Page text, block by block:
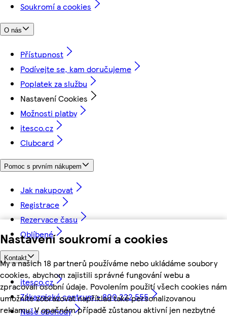
Nastavení soukromí a cookies
My a našich 18 partnerů používáme nebo ukládáme soubory
cookies, abychom zajistili správné fungování webu a
zpracovali osobní údaje. Povolením použití všech cookies nám
umožníte zobrazovat například také personalizovanou
reklamu. V opačném případě zůstanou aktivní jen nezbytné
Soukromí a cookies
O nás
Přístupnost
Podívejte se, kam doručujeme
Poplatek za službu
Nastavení Cookies
Možnosti platby
itesco.cz
Clubcard
Pomoc s prvním nákupem
Jak nakupovat
Registrace
Rezervace času
Oblíbené
Kontakt
itesco.cz
Zákaznické centrum - 800 222 555
Naše obchody